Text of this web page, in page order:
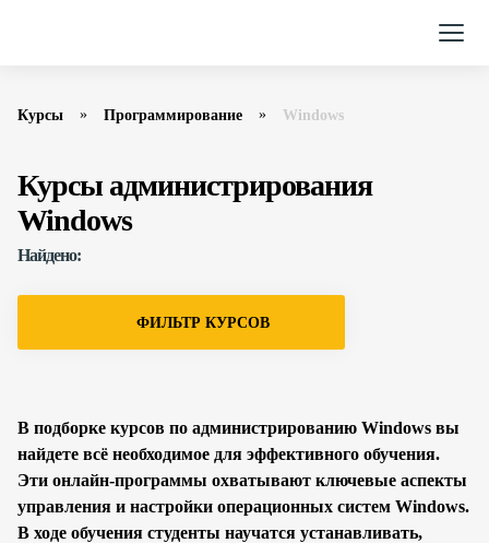
Курсы Программирование Windows
Курсы администрирования
Windows
Найдено:
ФИЛЬТР КУРСОВ
В подборке курсов по администрированию Windows вы
найдете всё необходимое для эффективного обучения.
Эти онлайн-программы охватывают ключевые аспекты
управления и настройки операционных систем Windows.
В ходе обучения студенты научатся устанавливать,